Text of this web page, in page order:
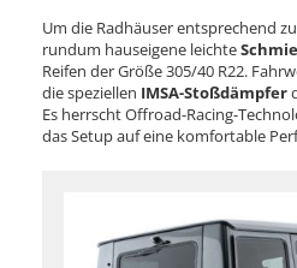
Um die Radhäuser entsprechend
rundum hauseigene leichte
Reifen der Größe 305/40 R22.
die speziellen IMSA-Stoßdämpfer
Es herrscht Offroad-Racing-
das Setup auf eine komfortable